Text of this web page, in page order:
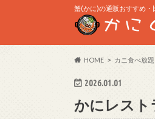
蟹(かに)の通販おすすめ・
HOME カニ食べ放
2026.01.01
かにレスト